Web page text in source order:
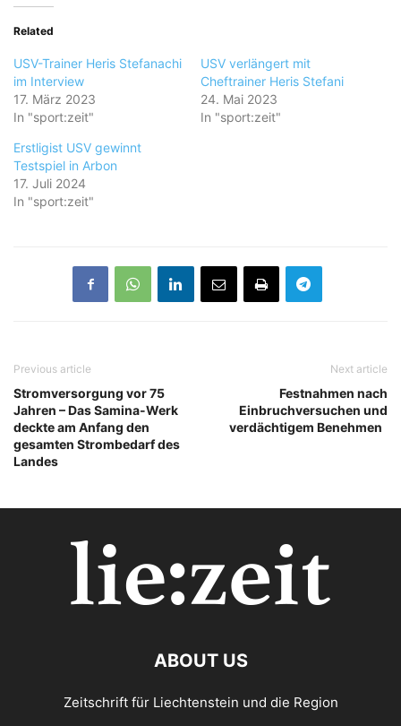
Related
USV-Trainer Heris Stefanachi
im Interview
17. März 2023
In "sport:zeit"
USV verlängert mit
Cheftrainer Heris Stefani
24. Mai 2023
In "sport:zeit"
Erstligist USV gewinnt
Testspiel in Arbon
17. Juli 2024
In "sport:zeit"
Previous article
Stromversorgung vor 75
Jahren – Das Samina-Werk
deckte am Anfang den
gesamten Strombedarf des
Landes
Next article
Festnahmen nach
Einbruchversuchen und
verdächtigem Benehmen
ABOUT US
Zeitschrift für Liechtenstein und die Region